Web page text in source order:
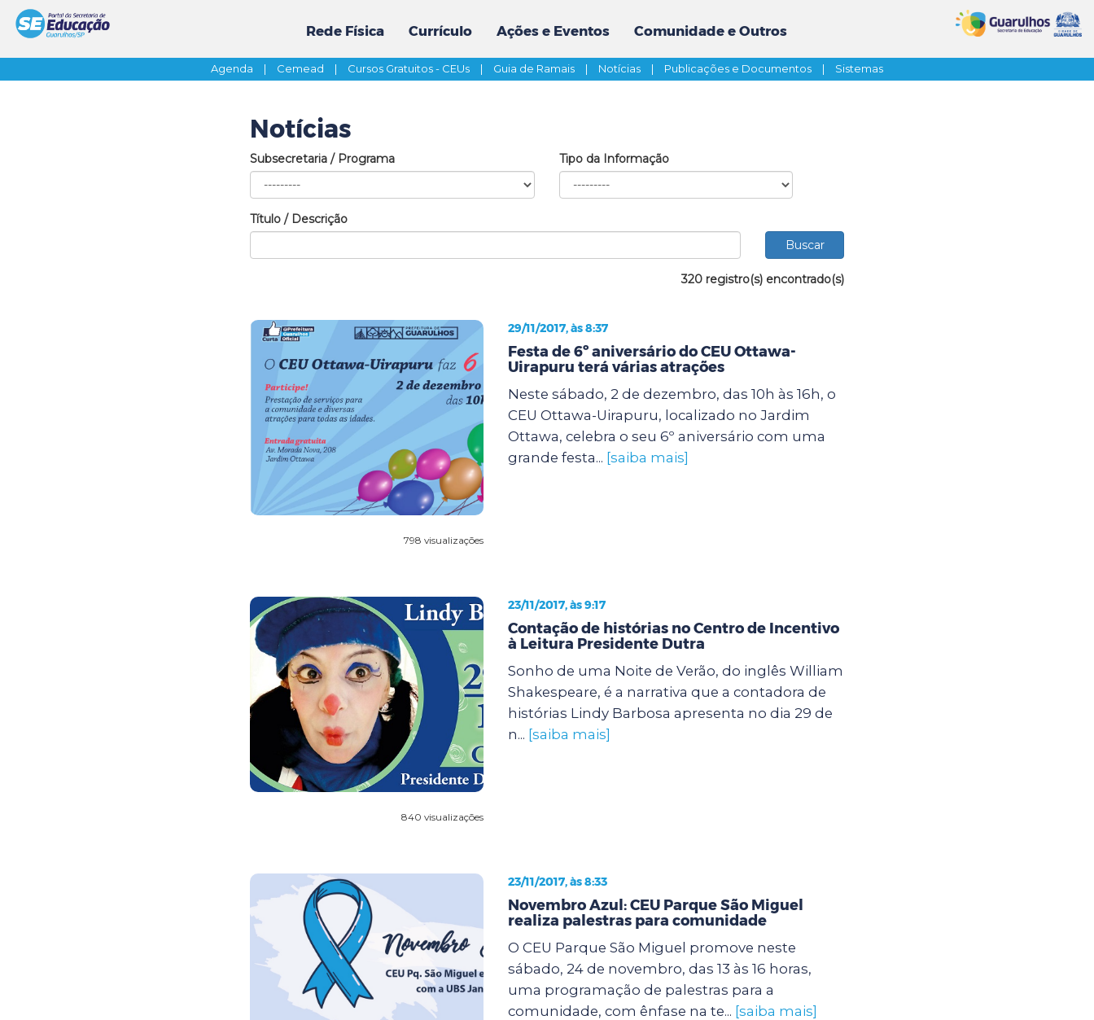
Rede Física Currículo Ações e Eventos Comunidade e Outros
Agenda | Cemead | Cursos Gratuitos - CEUs | Guia de Ramais | Notícias | Publicações e Documentos | Sistemas
Notícias
Subsecretaria / Programa Tipo da Informação
Título / Descrição
320 registro(s) encontrado(s)
798 visualizações
29/11/2017, às 8:37
Festa de 6º aniversário do CEU Ottawa-
Uirapuru terá várias atrações
Neste sábado, 2 de dezembro, das 10h às 16h, o
CEU Ottawa-Uirapuru, localizado no Jardim
Ottawa, celebra o seu 6º aniversário com uma
grande festa... [saiba mais]
840 visualizações
23/11/2017, às 9:17
Contação de histórias no Centro de Incentivo
à Leitura Presidente Dutra
Sonho de uma Noite de Verão, do inglês William
Shakespeare, é a narrativa que a contadora de
histórias Lindy Barbosa apresenta no dia 29 de
n... [saiba mais]
23/11/2017, às 8:33
Novembro Azul: CEU Parque São Miguel
realiza palestras para comunidade
O CEU Parque São Miguel promove neste
sábado, 24 de novembro, das 13 às 16 horas,
uma programação de palestras para a
comunidade, com ênfase na te... [saiba mais]